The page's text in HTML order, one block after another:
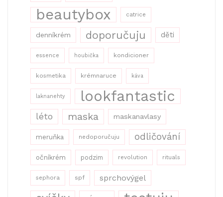
beautybox catrice
denníkrém doporučuju děti
essence houbička kondicioner
kosmetika krémnaruce káva
laknanehty lookfantastic
léto maska maskanavlasy
meruňka nedoporučuju odličování
očníkrém podzim revolution rituals
sephora spf sprchovýgel